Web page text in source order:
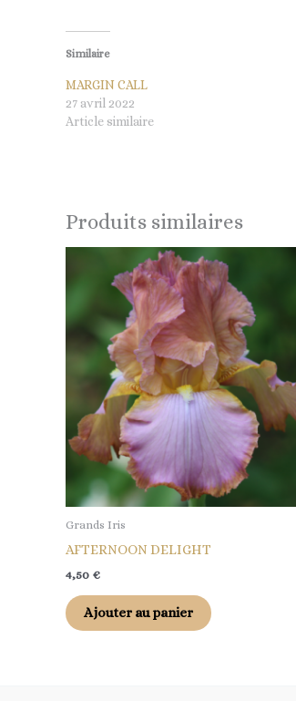
Similaire
MARGIN CALL
27 avril 2022
Article similaire
Produits similaires
Grands Iris
AFTERNOON DELIGHT
4,50 €
Ajouter au panier